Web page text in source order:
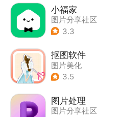
小福家
图片分享社区
3.3
抠图软件
图片美化
| 图片分享社区
3.5
图片处理
图片分享社区